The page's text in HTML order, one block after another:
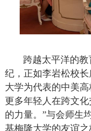
跨越太平洋的
纪，正如李岩松校长
大学为代表的中美
更多年轻人在跨文
的力量。”与会师生
基梅隆大学的友谊